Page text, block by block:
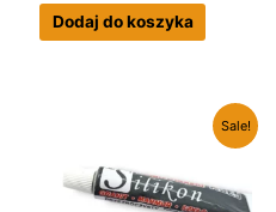
Dodaj do koszyka
Sale!
3,00 zł.2,50 zł.